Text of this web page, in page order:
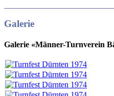
Galerie
Galerie «Männer-Turnverein